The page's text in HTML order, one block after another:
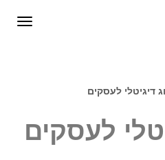
דיגיטלי לעסקים
לעסקים